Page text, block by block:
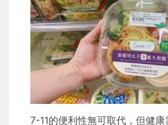
7-11的便利性無可取代，但健康